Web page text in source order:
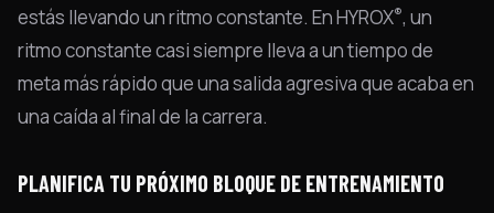
estás llevando un ritmo constante. En HYROX®, un
ritmo constante casi siempre lleva a un tiempo de
meta más rápido que una salida agresiva que acaba en
una caída al final de la carrera.
PLANIFICA TU PRÓXIMO BLOQUE DE ENTRENAMIENTO